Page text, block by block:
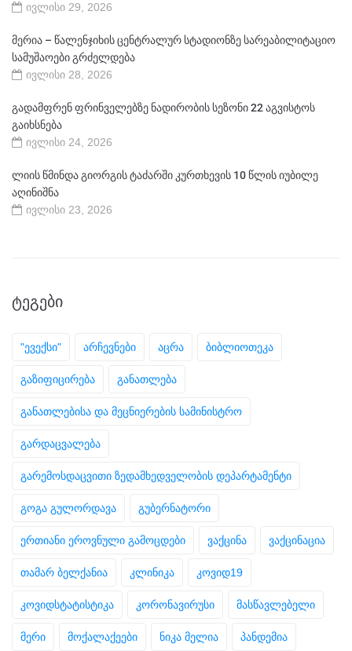
ივლისი 29, 2026
მერია – წალენჯიხის ცენტრალურ სტადიონზე სარეაბილიტაციო
სამუშაოები გრძელდება
ივლისი 28, 2026
გადამფრენ ფრინველებზე ნადირობის სეზონი 22 აგვისტოს
გაიხსნება
ივლისი 24, 2026
ლიის წმინდა გიორგის ტაძარში კურთხევის 10 წლის იუბილე
აღინიშნა
ივლისი 23, 2026
ᲢᲔᲒᲔᲑᲘ
"ევექსი" არჩევნები აცრა ბიბლიოთეკა
გაზიფიცირება განათლება
განათლებისა და მეცნიერების სამინისტრო
გარდაცვალება
გარემოსდაცვითი ზედამხედველობის დეპარტამენტი
გოგა გულორდავა გუბერნატორი
ერთიანი ეროვნული გამოცდები ვაქცინა ვაქცინაცია
თამარ ბელქანია კლინიკა კოვიდ19
კოვიდსტატისტიკა კორონავირუსი მასწავლებელი
მერი მოქალაქეები ნიკა მელია პანდემია